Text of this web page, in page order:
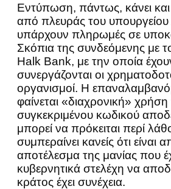
Εντύπωση, πάντως, κάνει και
από πλευράς του
υπάρχουν πληρωμές σε
Σκόπια της συνδεόμενης με
Halk Bank, με την οποία
συνεργάζονται οι
οργανισμοί. Η
φαίνεται «διαχρονική» χρήση
συγκεκριμένου κωδικού
μπορεί να πρόκειται περί
συμπεραίνει κανείς ότι είναι
αποτέλεσμα της μανίας που
κυβερνητικά στελέχη να
κράτος έχει συνέχεια.